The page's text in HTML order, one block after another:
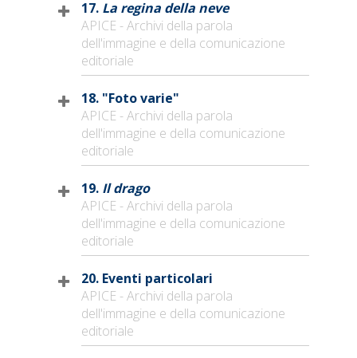
17. La regina della neve
APICE - Archivi della parola
dell'immagine e della comunicazione
editoriale
18. "Foto varie"
APICE - Archivi della parola
dell'immagine e della comunicazione
editoriale
19. Il drago
APICE - Archivi della parola
dell'immagine e della comunicazione
editoriale
20. Eventi particolari
APICE - Archivi della parola
dell'immagine e della comunicazione
editoriale